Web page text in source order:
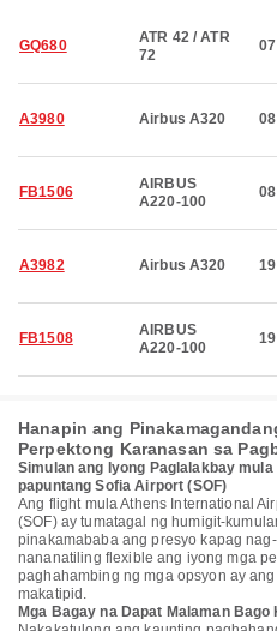
GQ680
ATR 42 / ATR
72
A3980 Airbus A320
FB1506
AIRBUS
A220-100
A3982 Airbus A320
FB1508
AIRBUS
A220-100
Hanapin ang
Perpektong Karanasan sa
Simulan ang Iyong Paglalakbay
papuntang Sofia Airport (SOF)
Ang flight mula Athens International
(SOF) ay tumatagal ng humigit-
pinakamababa ang presyo kapag
nananatiling flexible ang iyong mga
paghahambing ng mga opsyon ay
makatipid.
Mga Bagay na Dapat Malaman Bago